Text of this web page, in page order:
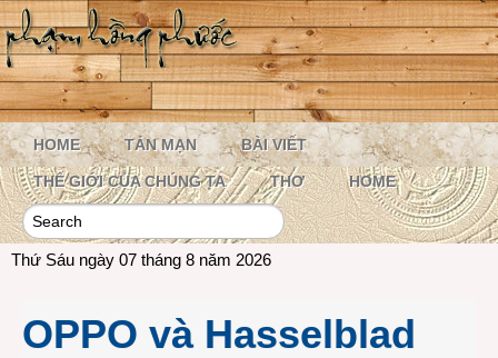
HOME TẢN MẠN BÀI VIẾT
THẾ GIỚI CỦA CHÚNG TA THƠ HOME
Thứ Sáu ngày 07 tháng 8 năm 2026
OPPO và Hasselblad